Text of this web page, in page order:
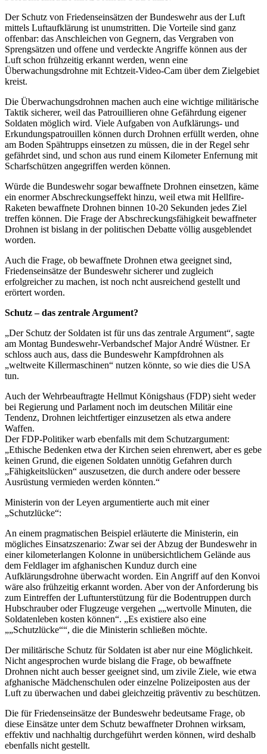
Der Schutz von Friedenseinsätzen der Bundeswehr aus der Luft
mittels Luftaufklärung ist unumstritten. Die Vorteile sind ganz
offenbar: das Anschleichen von Gegnern, das Vergraben von
Sprengsätzen und offene und verdeckte Angriffe können aus der
Luft schon frühzeitig erkannt werden, wenn eine
Überwachungsdrohne mit Echtzeit-Video-Cam über dem Zielgebiet
kreist.
Die Überwachungsdrohnen machen auch eine wichtige militärische
Taktik sicherer, weil das Patrouillieren ohne Gefährdung eigener
Soldaten möglich wird. Viele Aufgaben von Aufklärungs- und
Erkundungspatrouillen können durch Drohnen erfüllt werden, ohne
am Boden Spähtrupps einsetzen zu müssen, die in der Regel sehr
gefährdet sind, und schon aus rund einem Kilometer Enfernung mit
Scharfschützen angegriffen werden können.
Würde die Bundeswehr sogar bewaffnete Drohnen einsetzen, käme
ein enormer Abschreckungseffekt hinzu, weil etwa mit Hellfire-
Raketen bewaffnete Drohnen binnen 10-20 Sekunden jedes Ziel
treffen können. Die Frage der Abschreckungsfähigkeit bewaffneter
Drohnen ist bislang in der politischen Debatte völlig ausgeblendet
worden.
Auch die Frage, ob bewaffnete Drohnen etwa geeignet sind,
Friedenseinsätze der Bundeswehr sicherer und zugleich
erfolgreicher zu machen, ist noch ncht ausreichend gestellt und
erörtert worden.
Schutz – das zentrale Argument?
„Der Schutz der Soldaten ist für uns das zentrale Argument“, sagte
am Montag Bundeswehr-Verbandschef Major André Wüstner. Er
schloss auch aus, dass die Bundeswehr Kampfdrohnen als
„weltweite Killermaschinen“ nutzen könnte, so wie dies die USA
tun.
Auch der Wehrbeauftragte Hellmut Königshaus (FDP) sieht weder
bei Regierung und Parlament noch im deutschen Militär eine
Tendenz, Drohnen leichtfertiger einzusetzen als etwa andere
Waffen.
Der FDP-Politiker warb ebenfalls mit dem Schutzargument:
„Ethische Bedenken etwa der Kirchen seien ehrenwert, aber es gebe
keinen Grund, die eigenen Soldaten unnötig Gefahren durch
„Fähigkeitslücken“ auszusetzen, die durch andere oder bessere
Ausrüstung vermieden werden könnten.“
Ministerin von der Leyen argumentierte auch mit einer
„Schutzlücke“:
An einem pragmatischen Beispiel erläuterte die Ministerin, ein
mögliches Einsatzszenario: Zwar sei der Abzug der Bundeswehr in
einer kilometerlangen Kolonne in unübersichtlichem Gelände aus
dem Feldlager im afghanischen Kunduz durch eine
Aufklärungsdrohne überwacht worden. Ein Angriff auf den Konvoi
wäre also frühzeitig erkannt worden. Aber von der Anforderung bis
zum Eintreffen der Luftunterstützung für die Bodentruppen durch
Hubschrauber oder Flugzeuge vergehen „„wertvolle Minuten, die
Soldatenleben kosten können“. „Es existiere also eine
„„Schutzlücke““, die die Ministerin schließen möchte.
Der militärische Schutz für Soldaten ist aber nur eine Möglichkeit.
Nicht angesprochen wurde bislang die Frage, ob bewaffnete
Drohnen nicht auch besser geeignet sind, um zivile Ziele, wie etwa
afghanische Mädchenschulen oder einzelne Polizeiposten aus der
Luft zu überwachen und dabei gleichzeitig präventiv zu beschützen.
Die für Friedenseinsätze der Bundeswehr bedeutsame Frage, ob
diese Einsätze unter dem Schutz bewaffneter Drohnen wirksam,
effektiv und nachhaltig durchgeführt werden können, wird deshalb
ebenfalls nicht gestellt.